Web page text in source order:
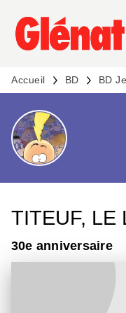
MENU
PIED DE PAGE
Accueil BD BD
TITEUF, LE
30e anniversaire